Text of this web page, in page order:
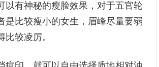
以有神秘的瘦脸效果，对于五官轮
是比较瘦小的女生，眉峰尽量要弱
比较凌厉。